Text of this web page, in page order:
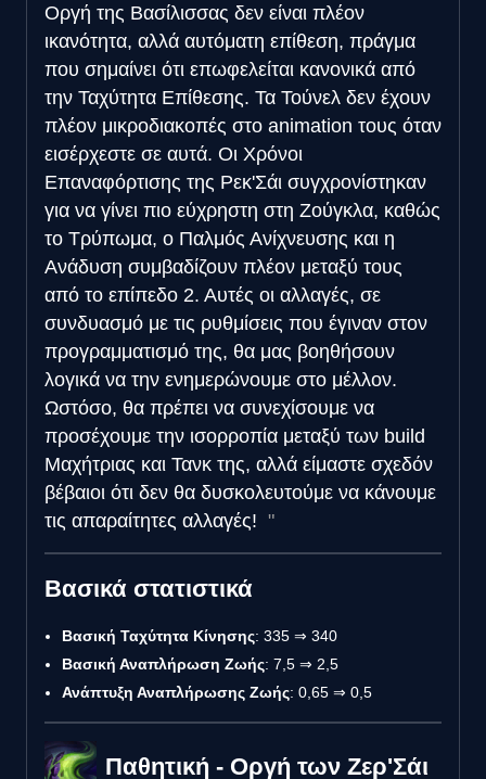
Οργή της Βασίλισσας δεν είναι πλέον
ικανότητα, αλλά αυτόματη επίθεση, πράγμα
που σημαίνει ότι επωφελείται κανονικά από
την Ταχύτητα Επίθεσης. Τα Τούνελ δεν έχουν
πλέον μικροδιακοπές στο animation τους όταν
εισέρχεστε σε αυτά. Οι Χρόνοι
Επαναφόρτισης της Ρεκ'Σάι συγχρονίστηκαν
για να γίνει πιο εύχρηστη στη Ζούγκλα, καθώς
το Τρύπωμα, ο Παλμός Ανίχνευσης και η
Ανάδυση συμβαδίζουν πλέον μεταξύ τους
από το επίπεδο 2. Αυτές οι αλλαγές, σε
συνδυασμό με τις ρυθμίσεις που έγιναν στον
προγραμματισμό της, θα μας βοηθήσουν
λογικά να την ενημερώνουμε στο μέλλον.
Ωστόσο, θα πρέπει να συνεχίσουμε να
προσέχουμε την ισορροπία μεταξύ των build
Μαχήτριας και Τανκ της, αλλά είμαστε σχεδόν
βέβαιοι ότι δεν θα δυσκολευτούμε να κάνουμε
τις απαραίτητες αλλαγές!
Βασικά στατιστικά
Βασική Ταχύτητα Κίνησης: 335 ⇒ 340
Βασική Αναπλήρωση Ζωής: 7,5 ⇒ 2,5
Ανάπτυξη Αναπλήρωσης Ζωής: 0,65 ⇒ 0,5
Παθητική - Οργή των Ζερ'Σάι